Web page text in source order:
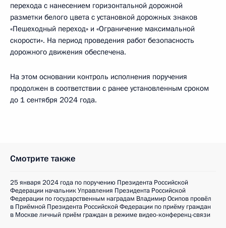
перехода с нанесением горизонтальной дорожной
разметки белого цвета с установкой дорожных знаков
«Пешеходный переход» и «Ограничение максимальной
скорости». На период проведения работ безопасность
дорожного движения обеспечена.
На этом основании контроль исполнения поручения
продолжен в соответствии с ранее установленным сроком
до 1 сентября 2024 года.
Смотрите также
25 января 2024 года по поручению Президента Российской
Федерации начальник Управления Президента Российской
Федерации по государственным наградам Владимир Осипов провёл
в Приёмной Президента Российской Федерации по приёму граждан
в Москве личный приём граждан в режиме видео-конференц-связи